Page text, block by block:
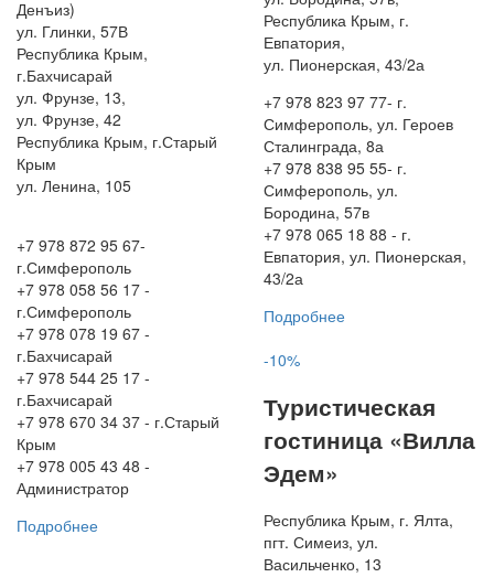
Денъиз)
ул. Глинки, 57В
Республика Крым,
г.Бахчисарай
ул. Фрунзе, 13,
ул. Фрунзе, 42
Республика Крым, г.Старый
Крым
ул. Ленина, 105
+7 978 872 95 67-
г.Симферополь
+7 978 058 56 17 -
г.Симферополь
+7 978 078 19 67 -
г.Бахчисарай
+7 978 544 25 17 -
г.Бахчисарай
+7 978 670 34 37 - г.Старый
Крым
+7 978 005 43 48 -
Администратор
Подробнее
Республика Крым, г.
Евпатория,
ул. Пионерская, 43/2а
+7 978 823 97 77- г.
Симферополь, ул. Героев
Сталинграда, 8а
+7 978 838 95 55- г.
Симферополь, ул.
Бородина, 57в
+7 978 065 18 88 - г.
Евпатория, ул. Пионерская,
43/2а
Подробнее
-10%
Туристическая
гостиница «Вилла
Эдем»
Республика Крым, г. Ялта,
пгт. Симеиз, ул.
Васильченко, 13